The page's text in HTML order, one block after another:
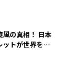
の真相！ 日本
トが世界を席